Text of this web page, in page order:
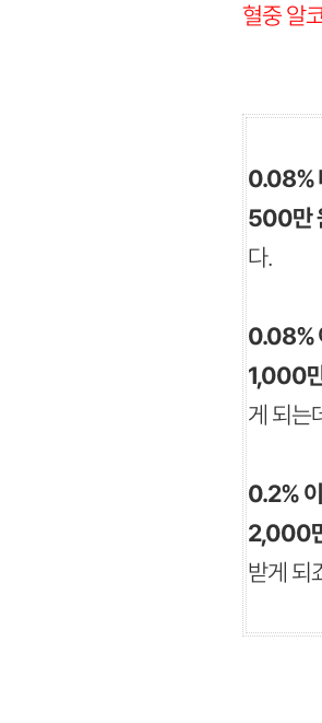
혈중 알
0.08%
500만
다.
0.08%
1,000
게 되는
0.2%
2,000
받게 되